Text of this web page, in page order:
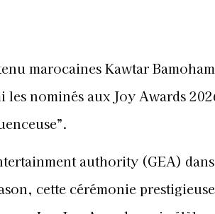
marocaines Kawtar
nominés aux Joy Awards
authority (GEA)
cette cérémonie